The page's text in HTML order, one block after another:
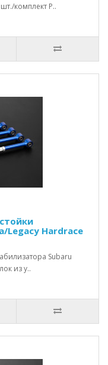
комплект Р..
Legacy Hardrace
Subaru
из у..